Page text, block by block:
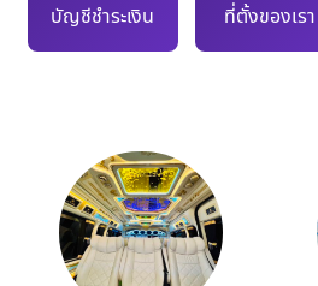
บัญชีชำระเงิน ที่ตั้งของเรา